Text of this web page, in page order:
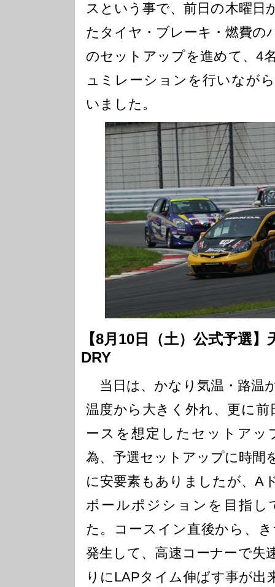
スという事で、前日の木曜日
たタイヤ・ブレーキ・燃費の
のセットアップを進めて、4
ュミレーションを行いなが
いました。
【8月10日（土）公式予選
DRY
当日は、かなり気温・路温
温度から大きく外れ、更に
ースを想定したセットアッ
為、予選セットアップに時間
に安要素もありましたが、A
ポールポジションを目指し
た。コースイン直後から、
発生して、高速コーナーで失
りにLAPタイム伸ばす事が出